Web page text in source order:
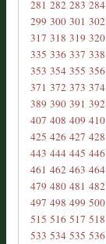
281 282 283 284
299 300 301 302
317 318 319 320
335 336 337 338
353 354 355 356
371 372 373 374
389 390 391 392
407 408 409 410
425 426 427 428
443 444 445 446
461 462 463 464
479 480 481 482
497 498 499 500
515 516 517 518
533 534 535 536